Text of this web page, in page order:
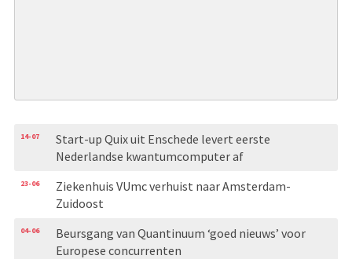
14-07
Start-up Quix uit Enschede levert eerste
Nederlandse kwantumcomputer af
23-06
Ziekenhuis VUmc verhuist naar Amsterdam-
Zuidoost
04-06
Beursgang van Quantinuum ‘goed nieuws’ voor
Europese concurrenten